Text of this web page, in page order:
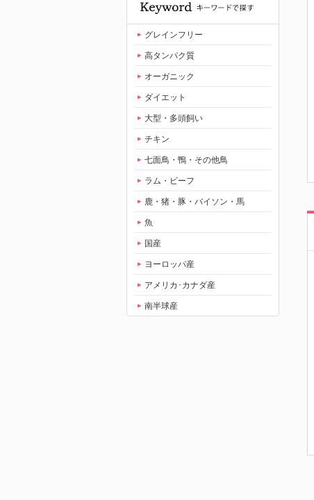
グレインフリー
高タンパク質
オーガニック
ダイエット
大型・多頭飼い
チキン
七面鳥・鴨・その他鳥
ラム・ビーフ
鹿・猪・豚・バイソン・馬
魚
国産
ヨーロッパ産
アメリカ･カナダ産
南半球産